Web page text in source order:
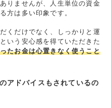
りませんが、人生単位の資金
方は多い印象です。
くだけでなく、しっかりと運
いう安心感を得ていただきた
たお金は心置きなく使うこと
アドバイスもされているの